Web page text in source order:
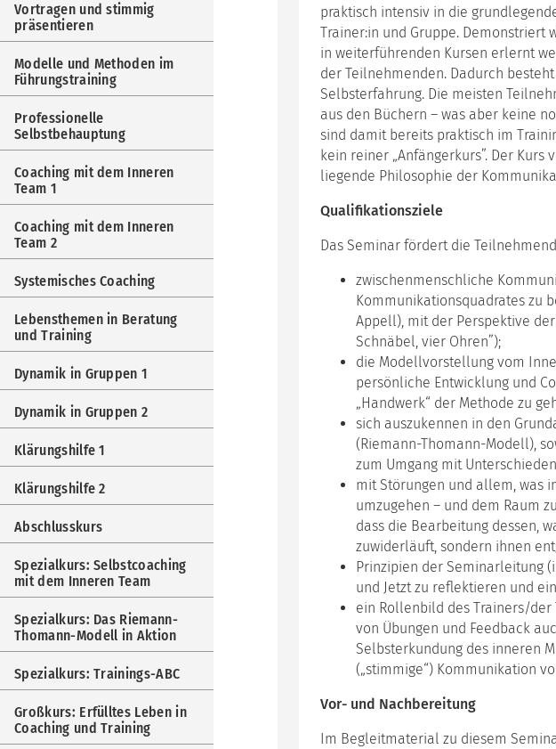
praktisch intensiv in die
Trainer:in und Gruppe. Demonstriert
in weiterführenden Kursen erlernt
der Teilnehmenden. Dadurch
Selbsterfahrung. Die meisten
aus den Büchern – was aber keine
sind damit bereits praktisch im
kein reiner „Anfängerkurs”. Der
liegende Philosophie der
Qualifikationsziele
Das Seminar fördert die
zwischenmenschliche
Kommunikationsquadrates zu
Appell), mit der Perspektive
Schnäbel, vier Ohren”);
die Modellvorstellung vom
persönliche Entwicklung und
„Handwerk“ der Methode zu
sich auszukennen in den
(Riemann-Thomann-Modell),
zum Umgang mit
mit Störungen und allem, was
umzugehen – und dem Raum
dass die Bearbeitung dessen,
zuwiderläuft, sondern ihnen
Prinzipien der Seminarleitung
und Jetzt zu reflektieren und
ein Rollenbild des Trainers/
von Übungen und Feedback
Selbsterkundung des inneren
(„stimmige“) Kommunikation
Vor- und Nachbereitung
Im Begleitmaterial zu diesem
Vortragen und stimmig
präsentieren
Modelle und Methoden im
Führungstraining
Professionelle
Selbstbehauptung
Coaching mit dem Inneren
Team 1
Coaching mit dem Inneren
Team 2
Systemisches Coaching
Lebensthemen in Beratung
und Training
Dynamik in Gruppen 1
Dynamik in Gruppen 2
Klärungshilfe 1
Klärungshilfe 2
Abschlusskurs
Spezialkurs: Selbstcoaching
mit dem Inneren Team
Spezialkurs: Das Riemann-
Thomann-Modell in Aktion
Spezialkurs: Trainings-ABC
Großkurs: Erfülltes Leben in
Coaching und Training